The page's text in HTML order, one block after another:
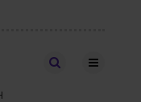
Stellen finden